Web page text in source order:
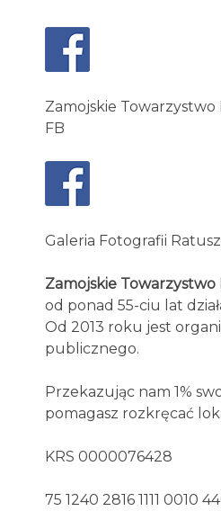
Zamojskie
FB
Galeria Fotografii
Zamojskie
od ponad 55-ciu lat
Od 2013 roku jest
publicznego.
Przekazując nam 1%
pomagasz rozkręcać
KRS 0000076428
75 1240 2816 1111 0010